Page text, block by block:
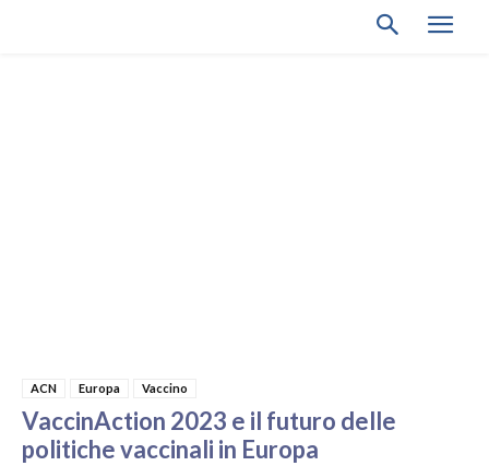
ACN Europa Vaccino
VaccinAction 2023 e il futuro delle
politiche vaccinali in Europa